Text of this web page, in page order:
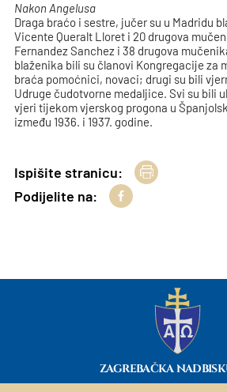
Nakon Angelusa
Draga braćo i sestre, jučer su u Madridu
Vicente Queralt Lloret i 20 drugova
Fernandez Sanchez i 38 drugova
blaženika bili su članovi Kongregacije za
braća pomoćnici, novaci; drugi su bili
Udruge čudotvorne medaljice. Svi su bili
vjeri tijekom vjerskog progona u
između 1936. i 1937. godine.
Ispišite stranicu:
Podijelite na:
ZAGREBAČKA